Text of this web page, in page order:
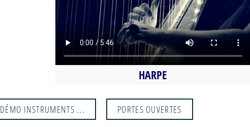
HARPE
DÉMO INSTRUMENTS ... PORTES OUVERTES